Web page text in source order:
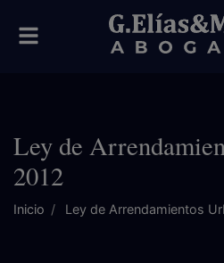
Alternar
navegación
Ley de
2012
Inicio Ley de Arrendamientos